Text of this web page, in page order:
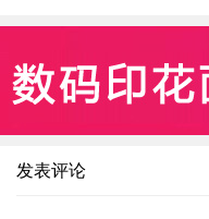
发表评论